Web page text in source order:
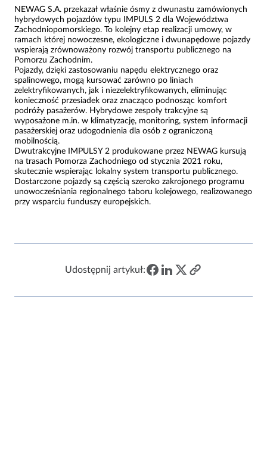
NEWAG S.A. przekazał właśnie ósmy z dwunastu zamówionych
hybrydowych pojazdów typu IMPULS 2 dla Województwa
Zachodniopomorskiego. To kolejny etap realizacji umowy, w
ramach której nowoczesne, ekologiczne i dwunapędowe pojazdy
wspierają zrównoważony rozwój transportu publicznego na
Pomorzu Zachodnim.
Pojazdy, dzięki zastosowaniu napędu elektrycznego oraz
spalinowego, mogą kursować zarówno po liniach
zelektryfikowanych, jak i niezelektryfikowanych, eliminując
konieczność przesiadek oraz znacząco podnosząc komfort
podróży pasażerów. Hybrydowe zespoły trakcyjne są
wyposażone m.in. w klimatyzację, monitoring, system informacji
pasażerskiej oraz udogodnienia dla osób z ograniczoną
mobilnością.
Dwutrakcyjne IMPULSY 2 produkowane przez NEWAG kursują
na trasach Pomorza Zachodniego od stycznia 2021 roku,
skutecznie wspierając lokalny system transportu publicznego.
Dostarczone pojazdy są częścią szeroko zakrojonego programu
unowocześniania regionalnego taboru kolejowego, realizowanego
przy wsparciu funduszy europejskich.
Udostępnij artykuł: